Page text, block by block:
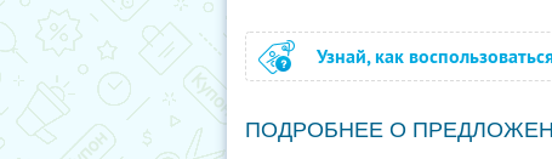
Узнай, как
ПОДРОБНЕЕ О